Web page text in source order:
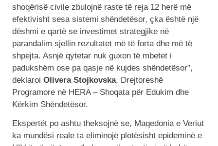
shoqërisë civile zbulojnë raste të reja 12 herë më
efektivisht sesa sistemi shëndetësor, çka është një
dëshmi e qartë se investimet strategjike në
parandalim sjellin rezultatet më të forta dhe më të
shpejta. Asnjë qytetar nuk guxon të mbetet i
padukshëm ose pa qasje në kujdes shëndetësor”,
deklaroi Olivera Stojkovska, Drejtoreshë
Programore në HERA – Shoqata për Edukim dhe
Kërkim Shëndetësor.
Ekspertët po ashtu theksojnë se, Maqedonia e Veriut
ka mundësi reale ta eliminojë plotësisht epideminë e